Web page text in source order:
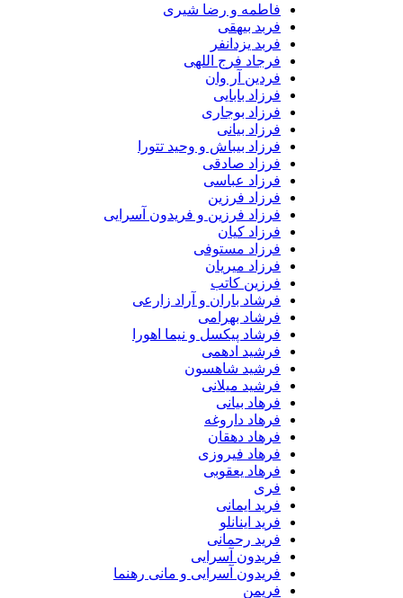
فاطمه و رضا شیری
فربد بیهقی
فربد یزدانفر
فرجاد فرج اللهی
فردین آر وان
فرزاد بابایی
فرزاد بوجاری
فرزاد بیانی
فرزاد بیباش و وحید تتورا
فرزاد صادقی
فرزاد عباسی
فرزاد فرزین
فرزاد فرزین و فریدون آسرایی
فرزاد کیان
فرزاد مستوفی
فرزاد میریان
فرزین کاتب
فرشاد باران و آراد زارعی
فرشاد بهرامی
فرشاد پیکسل و نیما اهورا
فرشید ادهمی
فرشید شاهسون
فرشید میلانی
فرهاد بیانی
فرهاد داروغه
فرهاد دهقان
فرهاد فیروزی
فرهاد یعقوبی
فرید ایمانی
فرید اینانلو
فرید رحمانی
فریدون آسرایی
فریدون آسرایی و مانی رهنما